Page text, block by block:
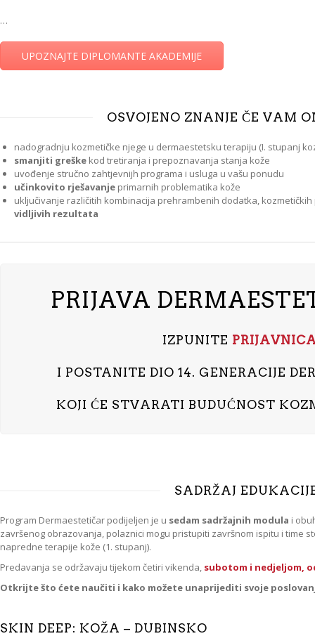
…
UPOZNAJTE DIPLOMANTE AKADEMIJE
OSVOJENO ZNANJE ČE VAM
nadogradnju kozmetičke njege u dermaestetsku terapiju (I. stupanj
smanjiti greške kod tretiranja i prepoznavanja stanja kože
uvođenje stručno zahtjevnijh programa i usluga u vašu ponudu
učinkovito rješavanje primarnih problematika kože
uključivanje različitih kombinacija prehrambenih dodatka,
vidljivih rezultata
PRIJAVA
IZPUNITE
I POSTANITE DIO 14. GENERACIJE
KOJI ĆE STVARATI BUDUĆNOST
SADRŽAJ
Program Dermaestetičar podijeljen je u sedam sadržajnih modula i
završenog obrazovanja, polaznici mogu pristupiti završnom ispitu i time
napredne terapije kože (1. stupanj).
Predavanja se održavaju tijekom četiri vikenda, subotom i nedjeljom,
Otkrijte što ćete naučiti i kako možete unaprijediti svoje
SKIN DEEP: KOŽA – DUBINSKO